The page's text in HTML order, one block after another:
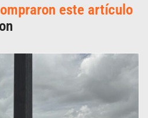
este artículo